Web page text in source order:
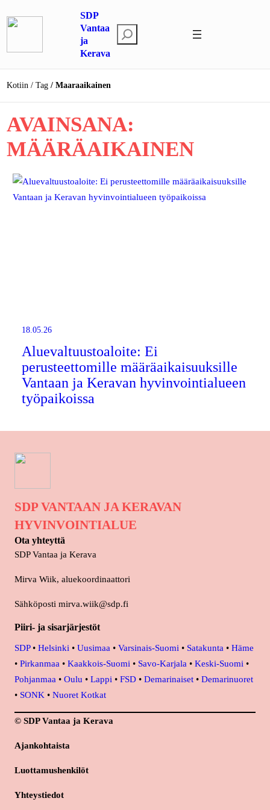
sisältöön
SDP
Vantaa
ja
Kerava
t
Kotiin Tag Maaraaikainen
AVAINSANA:
MÄÄRÄAIKAINEN
18.05.26
Aluevaltuustoaloite: Ei
perusteettomille määräaikaisuuksille
Vantaan ja Keravan hyvinvointialueen
työpaikoissa
SDP VANTAAN JA KERAVAN
HYVINVOINTIALUE
Ota yhteyttä
SDP Vantaa ja Kerava
Mirva Wiik, aluekoordinaattori
Sähköposti mirva.wiik@sdp.fi
Piiri- ja sisarjärjestöt
SDP• Helsinki • Uusimaa • Varsinais-Suomi • Satakunta • Häme
• Pirkanmaa • Kaakkois-Suomi • Savo-Karjala • Keski-Suomi •
Pohjanmaa • Oulu • Lappi • FSD • Demarinaiset • Demarinuoret
• SONK • Nuoret Kotkat
© SDP Vantaa ja Kerava
Ajankohtaista
Luottamushenkilöt
Yhteystiedot